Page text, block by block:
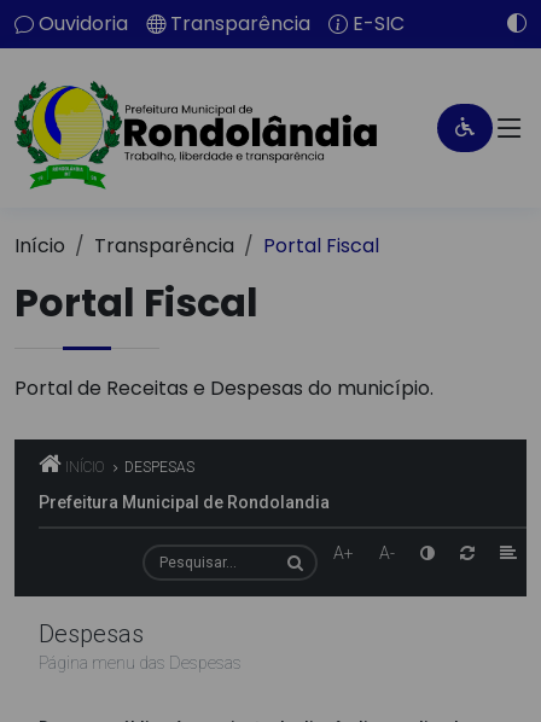
Ouvidoria Transparência E-SIC
Início Transparência Portal Fiscal
Portal Fiscal
Portal de Receitas e Despesas do município.